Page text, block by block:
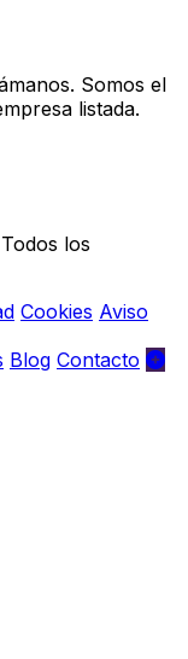
Somos el
listada.
los
Cookies Aviso
Blog Contacto